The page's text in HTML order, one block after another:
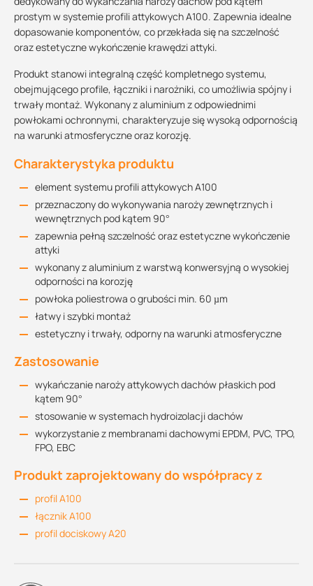
prostym w systemie profili attykowych A100. Zapewnia idealne
dopasowanie komponentów, co przekłada się na szczelność
oraz estetyczne wykończenie krawędzi attyki.
Produkt stanowi integralną część kompletnego systemu,
obejmującego profile, łączniki i narożniki, co umożliwia spójny i
trwały montaż. Wykonany z aluminium z odpowiednimi
powłokami ochronnymi, charakteryzuje się wysoką odpornością
na warunki atmosferyczne oraz korozję.
Charakterystyka produktu
element systemu profili attykowych A100
przeznaczony do wykonywania naroży zewnętrznych i
wewnętrznych pod kątem 90°
zapewnia pełną szczelność oraz estetyczne wykończenie
attyki
wykonany z aluminium z warstwą konwersyjną o wysokiej
odporności na korozję
powłoka poliestrowa o grubości min. 60 µm
łatwy i szybki montaż
estetyczny i trwały, odporny na warunki atmosferyczne
Zastosowanie
wykańczanie naroży attykowych dachów płaskich pod
kątem 90°
stosowanie w systemach hydroizolacji dachów
wykorzystanie z membranami dachowymi EPDM, PVC, TPO,
FPO, EBC
Produkt zaprojektowany do współpracy z
profil A100
łącznik A100
profil dociskowy A20